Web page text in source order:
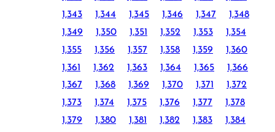
1,343
1,344 1,345 1,346 1,347
1,348
1,349
1,350 1,351 1,352 1,353
1,354
1,355
1,356 1,357 1,358 1,359
1,360
1,361
1,362 1,363 1,364 1,365
1,366
1,367
1,368 1,369 1,370 1,371
1,372
1,373
1,374 1,375 1,376 1,377
1,378
1,379
1,380 1,381 1,382 1,383
1,384